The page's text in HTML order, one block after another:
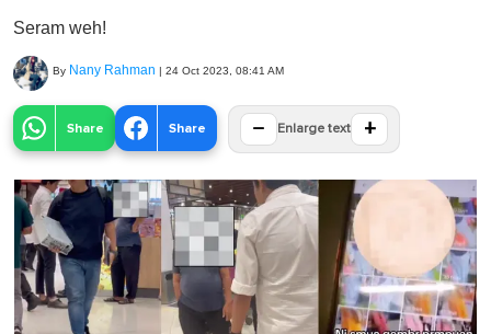
Seram weh!
By Nany Rahman | 24 Oct 2023, 08:41 AM
Share Share − Enlarge text +